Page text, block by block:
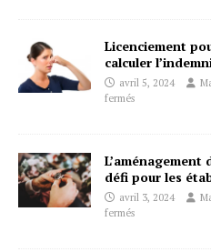
Licenciement
calculer
avril 5, 2024
fermés
L’aménagement
défi pour les
avril 3, 2024
fermés